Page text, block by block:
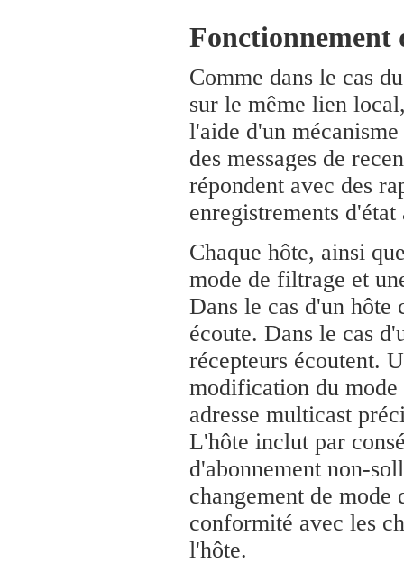
Fonctionnement
Comme dans le cas
sur le même lien
l'aide d'un
des messages de
répondent avec des
enregistrements d'état
Chaque hôte, ainsi
mode de filtrage et
Dans le cas d'un hôte
écoute. Dans le cas
récepteurs écoutent.
modification du mode
adresse multicast
L'hôte inclut par
d'abonnement non-
changement de
conformité avec les
l'hôte.